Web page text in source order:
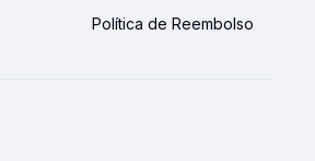
Política de Reembolso